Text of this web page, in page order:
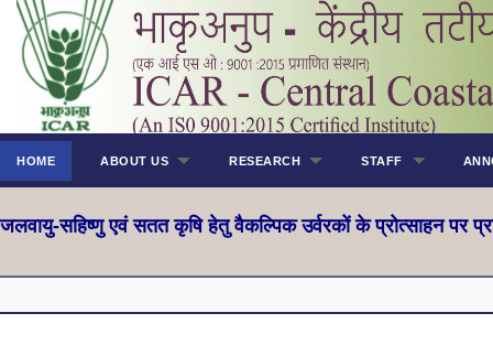
HOME ABOUT US RESEARCH STAFF
जलवायु-सहिष्णु एवं सतत कृषि हेतु वैकल्पिक उर्वरकों के प्रोत्साहन पर